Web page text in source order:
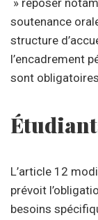
» reposer
soutenance
structure
l’encadrement
sont
L’article 12
prévoit
besoins